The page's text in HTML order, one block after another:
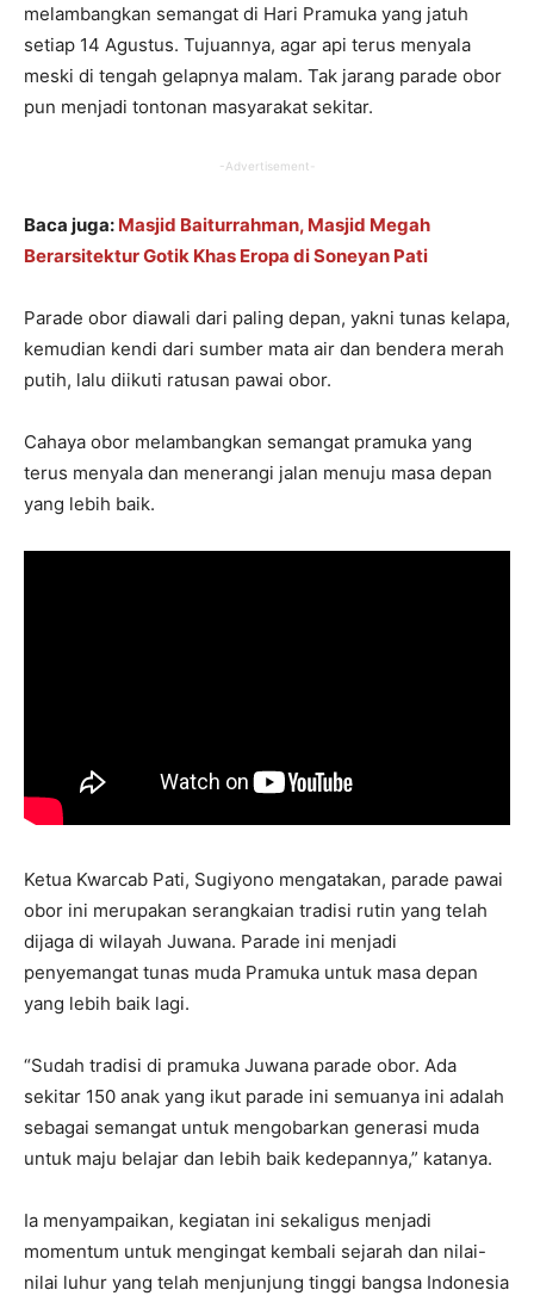
melambangkan semangat di Hari Pramuka yang jatuh
setiap 14 Agustus. Tujuannya, agar api terus menyala
meski di tengah gelapnya malam. Tak jarang parade obor
pun menjadi tontonan masyarakat sekitar.
-Advertisement-
Baca juga: Masjid Baiturrahman, Masjid Megah
Berarsitektur Gotik Khas Eropa di Soneyan Pati
Parade obor diawali dari paling depan, yakni tunas kelapa,
kemudian kendi dari sumber mata air dan bendera merah
putih, lalu diikuti ratusan pawai obor.
Cahaya obor melambangkan semangat pramuka yang
terus menyala dan menerangi jalan menuju masa depan
yang lebih baik.
Ketua Kwarcab Pati, Sugiyono mengatakan, parade pawai
obor ini merupakan serangkaian tradisi rutin yang telah
dijaga di wilayah Juwana. Parade ini menjadi
penyemangat tunas muda Pramuka untuk masa depan
yang lebih baik lagi.
“Sudah tradisi di pramuka Juwana parade obor. Ada
sekitar 150 anak yang ikut parade ini semuanya ini adalah
sebagai semangat untuk mengobarkan generasi muda
untuk maju belajar dan lebih baik kedepannya,” katanya.
Ia menyampaikan, kegiatan ini sekaligus menjadi
momentum untuk mengingat kembali sejarah dan nilai-
nilai luhur yang telah menjunjung tinggi bangsa Indonesia